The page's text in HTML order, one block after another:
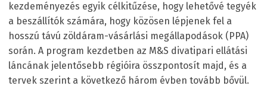
kezdeményezés egyik célkitűzése, hogy lehetővé tegyék
a beszállítók számára, hogy közösen lépjenek fel a
hosszú távú zöldáram-vásárlási megállapodások (PPA)
során. A program kezdetben az M&S divatipari ellátási
láncának jelentősebb régióira összpontosít majd, és a
tervek szerint a következő három évben tovább bővül.